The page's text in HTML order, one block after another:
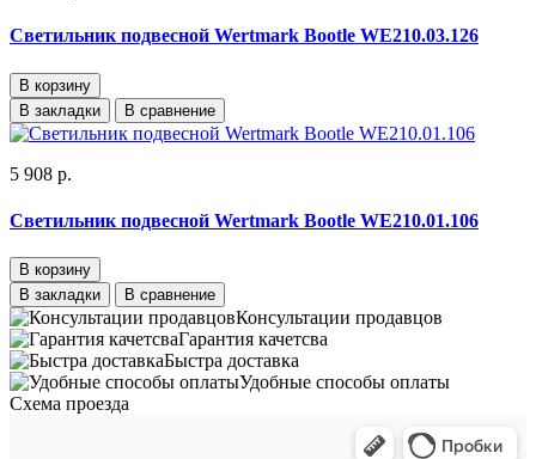
Светильник подвесной Wertmark Bootle WE210.03.126
В корзину
В закладки
В сравнение
5 908 р.
Светильник подвесной Wertmark Bootle WE210.01.106
В корзину
В закладки
В сравнение
Консультации продавцов
Гарантия качетсва
Быстра доставка
Удобные способы оплаты
Схема проезда